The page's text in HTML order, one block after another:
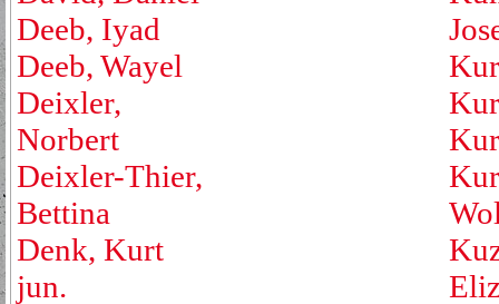
Deeb, Iyad
Deeb, Wayel
Deixler,
Norbert
Deixler-Thier,
Bettina
Denk, Kurt
jun.